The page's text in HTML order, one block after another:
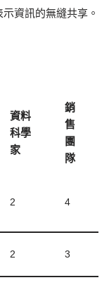
資訊的無縫共享。
資料
科學
家
銷
售
團
隊
2 4
2 3